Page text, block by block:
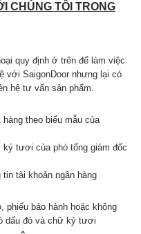
CHÚNG TÔI TRONG
quy định ở trên để làm việc
với SaigonDoor nhưng lại có
hệ tư vấn sản phẩm.
theo biểu mẫu của
ký tươi của phó tổng giám đốc
tài khoản ngân hàng
phiếu bảo hành hoặc không
dấu đỏ và chữ kỷ tươi